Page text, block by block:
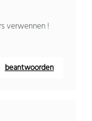
verwennen !
beantwoorden